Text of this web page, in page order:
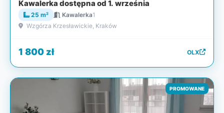
Kawalerka dostępna od 1. września
25 m² Kawalerka1
Wzgórza Krzesławickie, Kraków
1 800 zł OLX
PROMOWANE